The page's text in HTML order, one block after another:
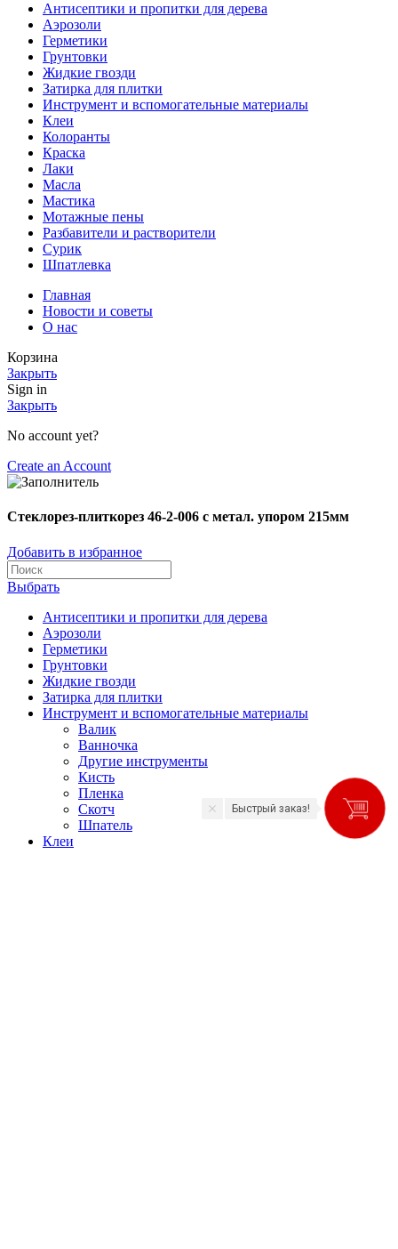
Антисептики и пропитки для дерева
Аэрозоли
Герметики
Грунтовки
Жидкие гвозди
Затирка для плитки
Инструмент и вспомогательные материалы
Клеи
Колоранты
Краска
Лаки
Масла
Мастика
Мотажные пены
Разбавители и растворители
Сурик
Шпатлевка
Главная
Новости и советы
О нас
Корзина
Закрыть
Sign in
Закрыть
No account yet?
Create an Account
Стеклорез-плиткорез 46-2-006 с метал. упором 215мм
Добавить в избранное
Выбрать
Антисептики и пропитки для дерева
Аэрозоли
Герметики
Грунтовки
Жидкие гвозди
Затирка для плитки
Инструмент и вспомогательные материалы
Валик
Ванночка
Другие инструменты
Кисть
Пленка
Скотч
Шпатель
Клеи
Быстрый заказ!